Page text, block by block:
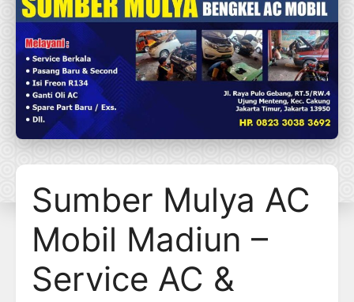
Sumber Mulya AC
Mobil Madiun –
Service AC &